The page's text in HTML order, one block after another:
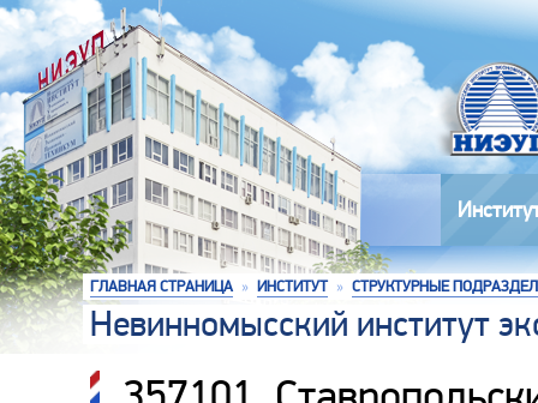
ГЛАВНАЯ СТРАНИЦА » ИНСТИТУТ » СТРУКТУРНЫЕ
Невинномысский институт